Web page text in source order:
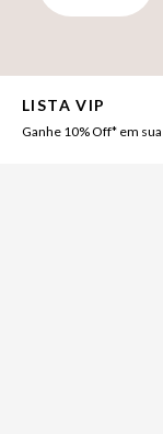
LISTA VIP
Ganhe 10% Off* em